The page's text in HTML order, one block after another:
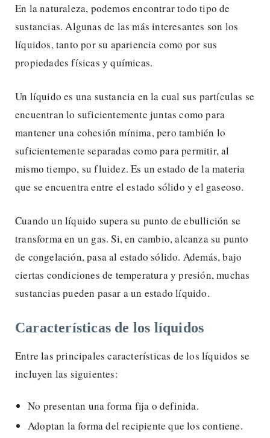
En la naturaleza, podemos encontrar todo tipo de
sustancias. Algunas de las más interesantes son los
líquidos, tanto por su apariencia como por sus
propiedades físicas y químicas.
Un líquido es una sustancia en la cual sus partículas se
encuentran lo suficientemente juntas como para
mantener una cohesión mínima, pero también lo
suficientemente separadas como para permitir, al
mismo tiempo, su fluidez. Es un estado de la materia
que se encuentra entre el estado sólido y el gaseoso.
Cuando un líquido supera su punto de ebullición se
transforma en un gas. Si, en cambio, alcanza su punto
de congelación, pasa al estado sólido. Además, bajo
ciertas condiciones de temperatura y presión, muchas
sustancias pueden pasar a un estado líquido.
Características de los líquidos
Entre las principales características de los líquidos se
incluyen las siguientes:
No presentan una forma fija o definida.
Adoptan la forma del recipiente que los contiene.